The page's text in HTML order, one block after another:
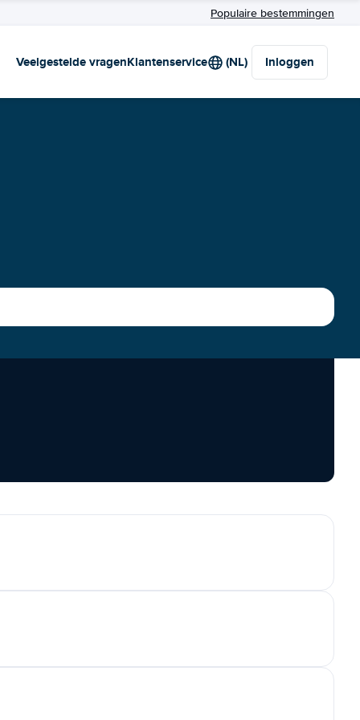
Populaire bestemmingen
Veelgestelde vragenKlantenservice (NL) Inloggen